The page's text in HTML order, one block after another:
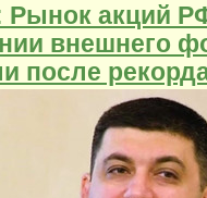
акций
внешнего
после